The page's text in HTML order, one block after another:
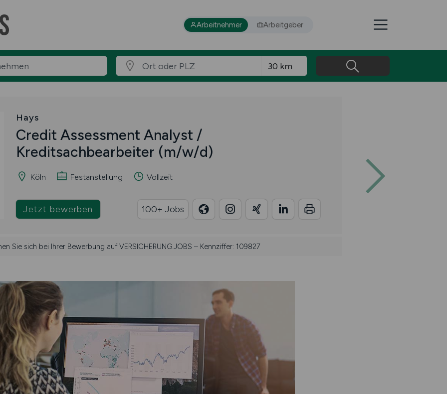
Arbeitnehmer Arbeitgeber
Hays
Credit Assessment Analyst /
Kreditsachbearbeiter (m/w/d)
Köln Festanstellung Vollzeit
Jetzt bewerben 100+ Jobs
Sie sich bei Ihrer Bewerbung auf VERSICHERUNG.JOBS – Kennziffer: 109827